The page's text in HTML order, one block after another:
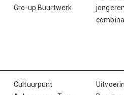
Gro-up Buurtwerk
Cultuurpunt